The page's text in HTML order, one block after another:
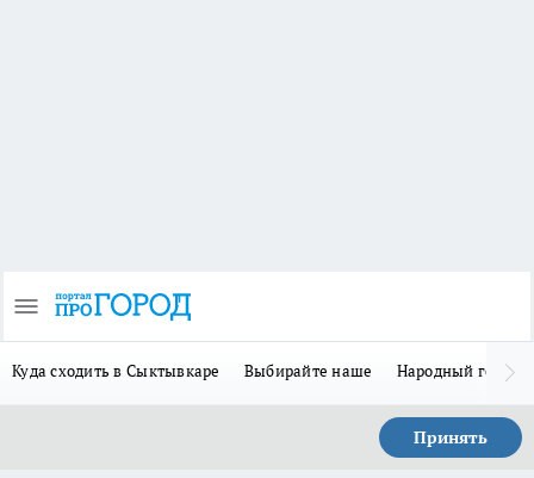
Куда сходить в Сыктывкаре Выбирайте наше Народный герой
Принять